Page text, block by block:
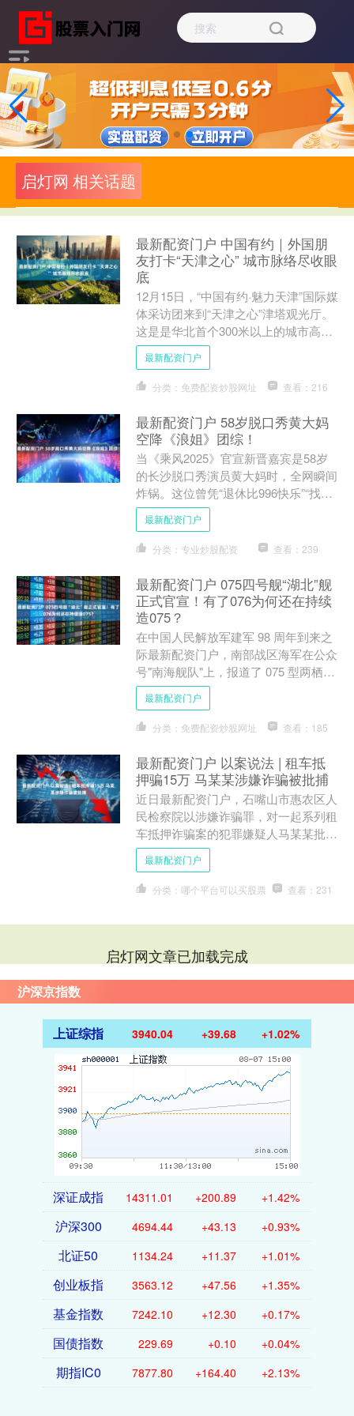
启灯网 相关话题
最新配资门户 中国有约｜外国朋
友打卡“天津之心” 城市脉络尽收眼
底
12月15日，“中国有约·魅力天津”国际媒
体采访团来到“天津之心”津塔观光厅。
这是是华北首个300米以上的城市高空
观光厅，依托天津中心城区城市天际线
的制高点，以....
最新配资门户
分类：免费配资炒股网址 查看：216
最新配资门户 58岁脱口秀黄大妈
空降《浪姐》团综！
当《乘风2025》官宣新晋嘉宾是58岁
的长沙脱口秀演员黄大妈时，全网瞬间
炸锅。这位曾凭“退休比996快乐”“找小
6岁男友”等爆梗血洗《脱口秀大会》
的“中老年顶流....
最新配资门户
分类：专业炒股配资 查看：239
最新配资门户 075四号舰“湖北”舰
正式官宣！有了076为何还在持续
造075？
在中国人民解放军建军 98 周年到来之
际最新配资门户，南部战区海军在公众
号"南海舰队"上，报道了 075 型两栖攻
击舰"湖北"舰官兵面向军旗庄严宣誓的
新闻，这也....
最新配资门户
分类：免费配资炒股网址 查看：185
最新配资门户 以案说法 | 租车抵
押骗15万 马某某涉嫌诈骗被批捕
近日最新配资门户，石嘴山市惠农区人
民检察院以涉嫌诈骗罪，对一起系列租
车抵押诈骗案的犯罪嫌疑人马某某批准
逮捕。 经查，马某某因个人债务缠
身，以正常租赁为幌子，先后....
最新配资门户
分类：哪个平台可以买股票 查看：231
启灯网文章已加载完成
沪深京指数
上证综指 3940.04 +39.68 +1.02%
深证成指 14311.01 +200.89 +1.42%
沪深300 4694.44 +43.13 +0.93%
北证50 1134.24 +11.37 +1.01%
创业板指 3563.12 +47.56 +1.35%
基金指数 7242.10 +12.30 +0.17%
国债指数 229.69 +0.10 +0.04%
期指IC0 7877.80 +164.40 +2.13%